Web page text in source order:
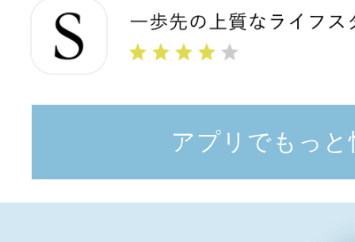
アプリでもっと